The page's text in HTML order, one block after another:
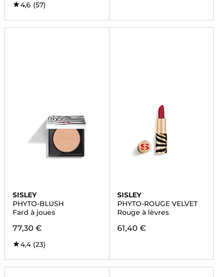
4,6 (57)
SISLEY
PHYTO-BLUSH
Fard à joues
77,30 €
4,4 (23)
SISLEY
PHYTO-ROUGE VELVET
Rouge à lèvres
61,40 €